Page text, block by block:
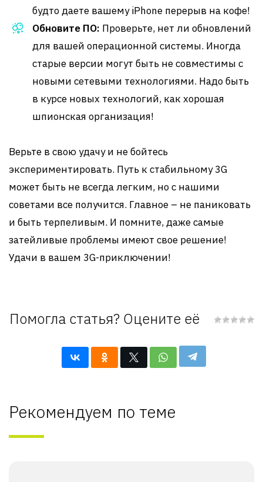
будто даете вашему iPhone перерыв на кофе!
Обновите ПО: Проверьте, нет ли обновлений
для вашей операционной системы. Иногда
старые версии могут быть не совместимы с
новыми сетевыми технологиями. Надо быть
в курсе новых технологий, как хорошая
шпионская организация!
Верьте в свою удачу и не бойтесь
экспериментировать. Путь к стабильному 3G
может быть не всегда легким, но с нашими
советами все получится. Главное – не паниковать
и быть терпеливым. И помните, даже самые
затейливые проблемы имеют свое решение!
Удачи в вашем 3G-приключении!
Помогла статья? Оцените её
Рекомендуем по теме